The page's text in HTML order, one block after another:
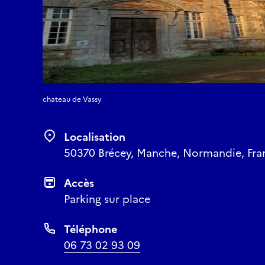
chateau de Vassy
Localisation
50370 Brécey, Manche, Normandie,
Accès
Parking sur place
Téléphone
06 73 02 93 09